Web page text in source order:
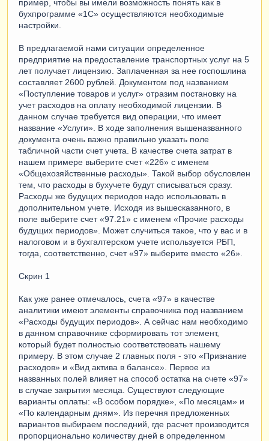
пример, чтобы вы имели возможность понять как в
бухпрограмме «1С» осуществляются необходимые
настройки.
В предлагаемой нами ситуации определенное
предприятие на предоставление транспортных услуг на 5
лет получает лицензию. Заплаченная за нее госпошлина
составляет 2600 рублей. Документом под названием
«Поступление товаров и услуг» отразим постановку на
учет расходов на оплату необходимой лицензии. В
данном случае требуется вид операции, что имеет
название «Услуги». В ходе заполнения вышеназванного
документа очень важно правильно указать поле
табличной части счет учета. В качестве счета затрат в
нашем примере выберите счет «226» с именем
«Общехозяйственные расходы». Такой выбор обусловлен
тем, что расходы в бухучете будут списываться сразу.
Расходы же будущих периодов надо использовать в
дополнительном учете. Исходя из вышесказанного, в
поле выберите счет «97.21» с именем «Прочие расходы
будущих периодов». Может случиться такое, что у вас и в
налоговом и в бухгалтерском учете используется РБП,
тогда, соответственно, счет «97» выберите вместо «26».
Скрин 1
Как уже ранее отмечалось, счета «97» в качестве
аналитики имеют элементы справочника под названием
«Расходы будущих периодов». А сейчас нам необходимо
в данном справочнике сформировать тот элемент,
который будет полностью соответствовать нашему
примеру. В этом случае 2 главных поля - это «Признание
расходов» и «Вид актива в балансе». Первое из
названных полей влияет на способ остатка на счете «97»
в случае закрытия месяца. Существуют следующие
варианты оплаты: «В особом порядке», «По месяцам» и
«По календарным дням». Из перечня предложенных
вариантов выбираем последний, где расчет производится
пропорционально количеству дней в определенном